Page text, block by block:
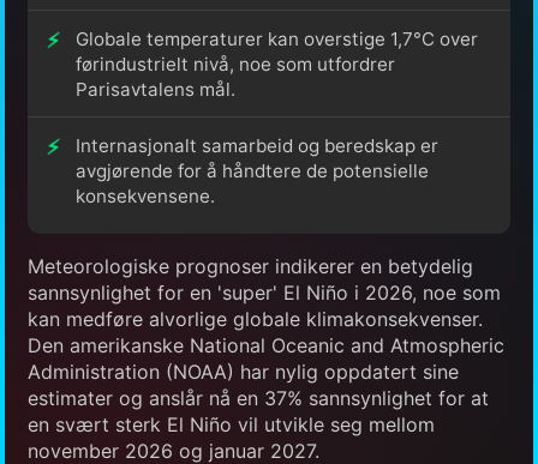
Globale temperaturer kan overstige 1,7°C over
førindustrielt nivå, noe som utfordrer
Parisavtalens mål.
Internasjonalt samarbeid og beredskap er
avgjørende for å håndtere de potensielle
konsekvensene.
Meteorologiske prognoser indikerer en betydelig
sannsynlighet for en 'super' El Niño i 2026, noe som
kan medføre alvorlige globale klimakonsekvenser.
Den amerikanske National Oceanic and Atmospheric
Administration (NOAA) har nylig oppdatert sine
estimater og anslår nå en 37% sannsynlighet for at
en svært sterk El Niño vil utvikle seg mellom
november 2026 og januar 2027.